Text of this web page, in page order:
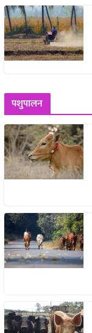
पशुपालन